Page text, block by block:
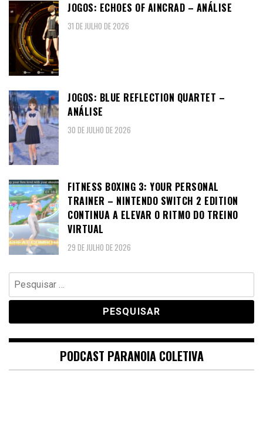
JOGOS: ECHOES OF AINCRAD – ANÁLISE
31 DE JULHO DE 2026
JOGOS: BLUE REFLECTION QUARTET –
ANÁLISE
30 DE JULHO DE 2026
FITNESS BOXING 3: YOUR PERSONAL
TRAINER – NINTENDO SWITCH 2 EDITION
CONTINUA A ELEVAR O RITMO DO TREINO
VIRTUAL
29 DE JULHO DE 2026
Pesquisar
por:
PODCAST PARANOIA COLETIVA